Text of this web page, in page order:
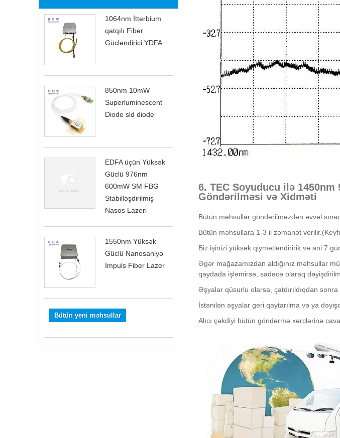
1064nm İtterbium
qatqılı Fiber
Gücləndirici YDFA
850nm 10mW
Superluminescent
Diode sld diode
EDFA üçün Yüksək
Güclü 976nm
600mW SM FBG
Stabilləşdirilmiş
Nasos Lazeri
1550nm Yüksək
Güclü Nanosaniyə
İmpuls Fiber Lazer
Bütün yeni məhsullar
6. TEC Soyuducu ilə 1450nm
Göndərilməsi və Xidməti
Bütün məhsullar göndərilməzdən əvvəl
Bütün məhsullara 1-3 il zəmanət
Biz işinizi yüksək qiymətləndiririk və ani 7
Əgər mağazamızdan aldığınız məhsullar
qaydada işləmirsə, sadəcə olaraq
Əşyalar qüsurlu olarsa, çatdırıldıqdan
İstənilən əşyalar geri qaytarılma və ya
Alıcı çəkdiyi bütün göndərmə xərclərinə